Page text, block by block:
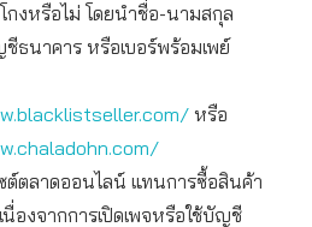
กงหรือไม่ โดยนำชื่อ-นามสกุล
ธนาคาร หรือเบอร์พร้อมเพย์
หรือ
ต์ตลาดออนไลน์ แทนการซื้อสินค้า
องจากการเปิดเพจหรือใช้บัญชี